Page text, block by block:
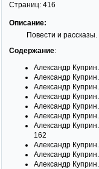
Страниц: 416
Описание:
Повести и рассказы.
Содержание:
Александр Куприн.
Александр Куприн.
Александр Куприн.
Александр Куприн.
Александр Куприн.
Александр Куприн.
Александр Куприн.
162
Александр Куприн.
Александр Куприн.
Александр Куприн.